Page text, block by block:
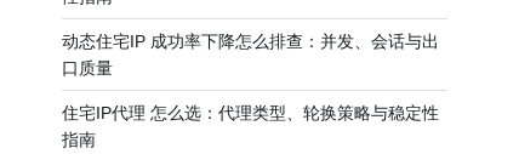
动态住宅IP 成功率下降怎么排查：并发、会话与出
口质量
住宅IP代理 怎么选：代理类型、轮换策略与稳定性
指南